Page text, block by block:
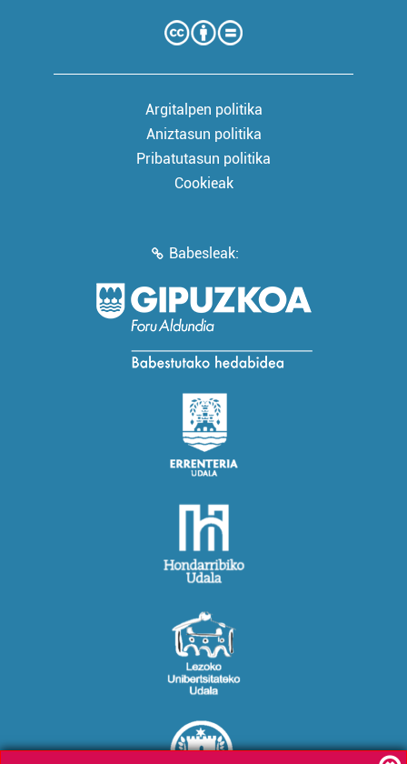
Argitalpen politika
Aniztasun politika
Pribatutasun politika
Cookieak
Babesleak: